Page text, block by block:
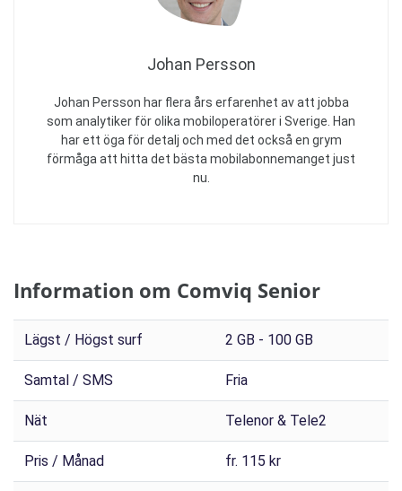
Johan Persson
Johan Persson har flera års erfarenhet av att jobba
som analytiker för olika mobiloperatörer i Sverige. Han
har ett öga för detalj och med det också en grym
förmåga att hitta det bästa mobilabonnemanget just
nu.
Information om Comviq Senior
Lägst / Högst surf 2 GB - 100 GB
Samtal / SMS Fria
Nät Telenor & Tele2
Pris / Månad fr. 115 kr